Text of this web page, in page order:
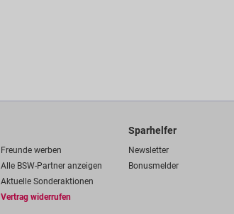
Freunde werben
Alle BSW-Partner anzeigen
Aktuelle Sonderaktionen
Vertrag widerrufen
Sparhelfer
Newsletter
Bonusmelder